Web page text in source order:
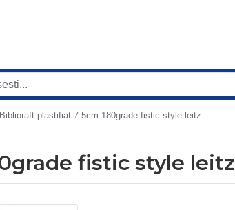
Biblioraft plastifiat 7.5cm 180grade fistic style leitz
fistic style leitz